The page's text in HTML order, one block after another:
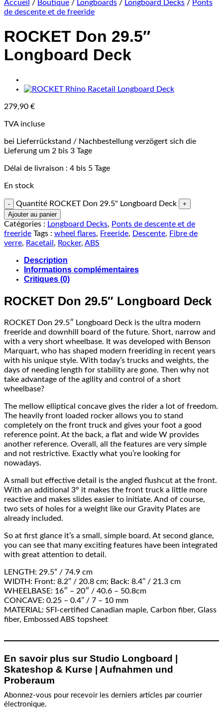
Accueil / Boutique / Longboards / Longboard Decks / Ponts
de descente et de freeride
ROCKET Don 29.5″
Longboard Deck
279,90 €
TVA incluse
bei Lieferrückstand / Nachbestellung verzögert sich die
Lieferung um 2 bis 3 Tage
Délai de livraison : 4 bis 5 Tage
En stock
Quantité ROCKET Don 29.5" Longboard Deck
Ajouter au panier
Catégories : Longboard Decks, Ponts de descente et de
freeride Tags : wheel flares, Freeride, Descente, Fibre de
verre, Racetail , Rocker, ABS
Description
Informations complémentaires
Critiques (0)
ROCKET Don 29.5″ Longboard Deck
ROCKET Don 29.5″ Longboard Deck is the ultra modern
freeride and downhill board of the future. Short, narrow and
with a very short wheelbase. It was developed with Benson
Marquart, who has shaped modern freeriding in recent years
with his unique style. With today’s trucks and weights, the
days of needing length for stability are gone. Then why not
take advantage of the agility and control of a short
wheelbase?
The mellow elliptical concave gives the rider a lot of freedom.
The heavily front loaded rocker allows you to stand
completely on the front truck and gives your foot a good
reference point. At the back, a flat and wide W provides
another reference. Overall, all the features are very simple
and not restrictive. Exactly what you’re looking for
nowadays.
A small but effective detail is the angled flushcut at the front.
With an additional 3° it makes the front truck a little more
reactive and makes slides easier to initiate. And of course,
two sets of holes for a weight like our Gravity Plates are
already included.
So at first glance it’s a small, simple board. At second glance,
you can see that many exciting features have been integrated
with great attention to detail.
LENGTH: 29.5” / 74.9 cm
WIDTH: Front: 8.2’’ / 20.8 cm; Back: 8.4’’ / 21.3 cm
WHEELBASE: 16″ – 20″ / 40.6 – 50.8cm
CONCAVE: 0.25 – 0.4’’ / 7 – 10 mm
MATERIAL: SFI-certified Canadian maple, Carbon fiber, Glass
fiber, Embossed ABS topsheet
En savoir plus sur Studio Longboard |
Skateshop & Kurse | Aufnahmen und
Proberaum
Abonnez-vous pour recevoir les derniers articles par courrier
électronique.